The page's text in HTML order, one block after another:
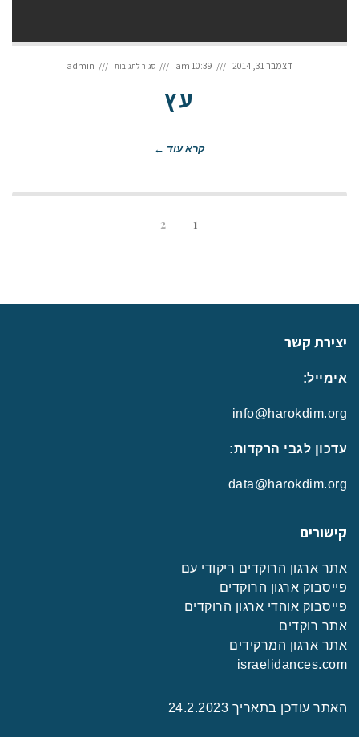
דצמבר 31, 2014 10:39 am סגור לתגובות admin
עץ
קרא עוד ←
1
2
יצירת קשר
אימייל:
info@harokdim.org
עדכון לגבי הרקדות:
data@harokdim.org
קישורים
אתר ארגון הרוקדים ריקודי עם
פייסבוק ארגון הרוקדים
פייסבוק אוהדי ארגון הרוקדים
אתר רוקדים
אתר ארגון המרקידים
israelidances.com
האתר עודכן בתאריך 24.2.2023